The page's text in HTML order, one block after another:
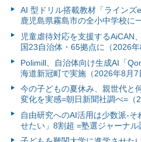
AI 型ドリル搭載教材「ラインズ
鹿児島県霧島市の全小中学校に
児童虐待対応を支援するAiCAN
国23自治体・65拠点に（2026年
Polimill、自治体向け生成AI「
海道新冠町で実施（2026年8月7
今の子どもの夏休み、親世代と
変化を実感=朝日新聞社調べ=（
自由研究へのAI活用は少数派-
せたい」8割超 =塾選ジャーナル